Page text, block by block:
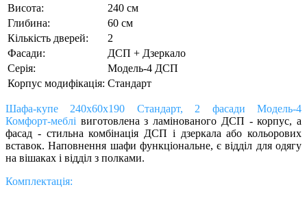
Висота:
240 см
Глибина:
60 см
Кількість дверей:
2
Фасади:
ДСП + Дзеркало
Серія:
Модель-4 ДСП
Корпус модифікація: Стандарт
Шафа-купе 240х60х190 Стандарт, 2 фасади Модель-4
Комфорт-меблі виготовлена з ламінованого ДСП - корпус, а
фасад - стильна комбінація ДСП і дзеркала або кольорових
вставок. Наповнення шафи функціональне, є відділ для одягу
на вішаках і відділ з полками.
Комплектація: